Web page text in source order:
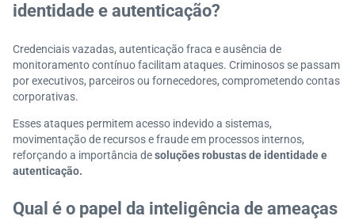
identidade e autenticação?
Credenciais vazadas, autenticação fraca e ausência de
monitoramento contínuo facilitam ataques. Criminosos se passam
por executivos, parceiros ou fornecedores, comprometendo contas
corporativas.
Esses ataques permitem acesso indevido a sistemas,
movimentação de recursos e fraude em processos internos,
reforçando a importância desoluções robustas de identidade e
autenticação.
Qual é o papel da inteligência de ameaças